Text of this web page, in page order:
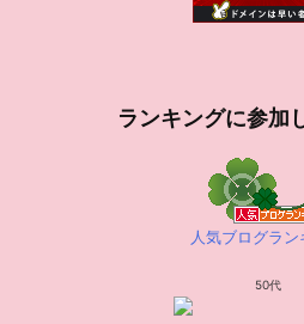
ランキングに参加
人気ブログラン
50代